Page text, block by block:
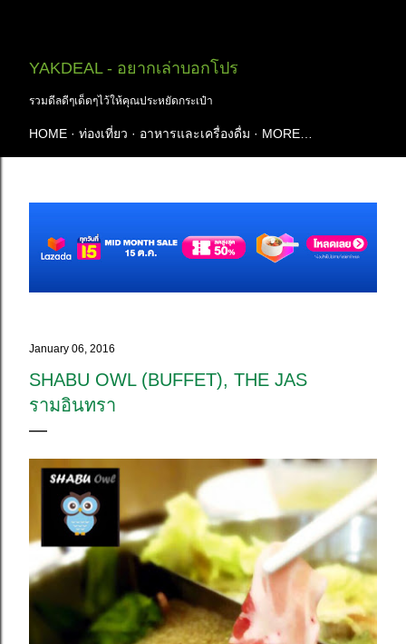
YAKDEAL - อยากเล่าบอกโปร
รวมดีลดีๆเด็ดๆไว้ให้คุณประหยัดกระเป๋า
HOME ท่องเที่ยว อาหารและเครื่องดื่ม MORE…
January 06, 2016
SHABU OWL (BUFFET), THE JAS
รามอินทรา